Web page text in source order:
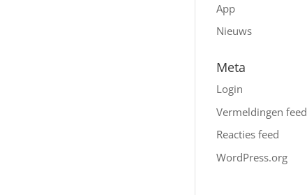
App
Nieuws
Meta
Login
Vermeldingen feed
Reacties feed
WordPress.org